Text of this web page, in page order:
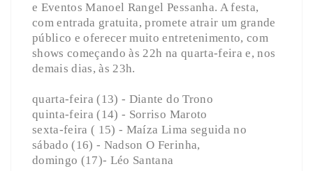
e Eventos Manoel Rangel Pessanha. A festa,
com entrada gratuita, promete atrair um grande
público e oferecer muito entretenimento, com
shows começando às 22h na quarta-feira e, nos
demais dias, às 23h.
quarta-feira (13) - Diante do Trono
quinta-feira (14) - Sorriso Maroto
sexta-feira ( 15) - Maíza Lima seguida no
sábado (16) - Nadson O Ferinha,
domingo (17)- Léo Santana